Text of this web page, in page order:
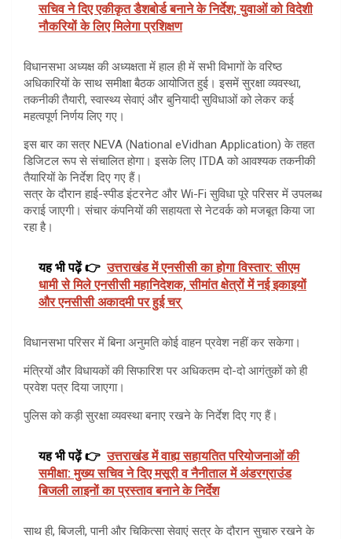
सचिव ने दिए एकीकृत डैशबोर्ड बनाने के निर्देश; युवाओं को विदेशी
नौकरियों के लिए मिलेगा प्रशिक्षण
विधानसभा अध्यक्ष की अध्यक्षता में हाल ही में सभी विभागों के वरिष्ठ
अधिकारियों के साथ समीक्षा बैठक आयोजित हुई। इसमें सुरक्षा व्यवस्था,
तकनीकी तैयारी, स्वास्थ्य सेवाएं और बुनियादी सुविधाओं को लेकर कई
महत्वपूर्ण निर्णय लिए गए।
इस बार का सत्र NEVA (National eVidhan Application) के तहत
डिजिटल रूप से संचालित होगा। इसके लिए ITDA को आवश्यक तकनीकी
तैयारियों के निर्देश दिए गए हैं।
सत्र के दौरान हाई-स्पीड इंटरनेट और Wi-Fi सुविधा पूरे परिसर में उपलब्ध
कराई जाएगी। संचार कंपनियों की सहायता से नेटवर्क को मजबूत किया जा
रहा है।
यह भी पढ़ें 👉 उत्तराखंड में एनसीसी का होगा विस्तार: सीएम
धामी से मिले एनसीसी महानिदेशक, सीमांत क्षेत्रों में नई इकाइयों
और एनसीसी अकादमी पर हुई चर्
विधानसभा परिसर में बिना अनुमति कोई वाहन प्रवेश नहीं कर सकेगा।
मंत्रियों और विधायकों की सिफारिश पर अधिकतम दो-दो आगंतुकों को ही
प्रवेश पत्र दिया जाएगा।
पुलिस को कड़ी सुरक्षा व्यवस्था बनाए रखने के निर्देश दिए गए हैं।
यह भी पढ़ें 👉 उत्तराखंड में वाह्य सहायतित परियोजनाओं की
समीक्षा: मुख्य सचिव ने दिए मसूरी व नैनीताल में अंडरग्राउंड
बिजली लाइनों का प्रस्ताव बनाने के निर्देश
साथ ही, बिजली, पानी और चिकित्सा सेवाएं सत्र के दौरान सुचारु रखने के